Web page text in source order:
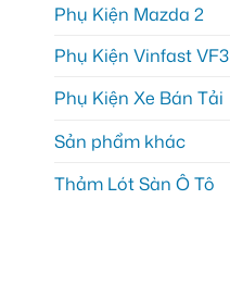
Phụ Kiện Mazda 2
Phụ Kiện Vinfast VF3
Phụ Kiện Xe Bán Tải
Sản phẩm khác
Thảm Lót Sàn Ô Tô